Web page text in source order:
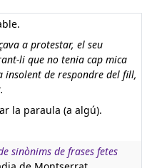
a protestar, el seu
li que no tenia cap mica
de respondre del fill,
la paraula (a algú).
sinònims de frases fetes